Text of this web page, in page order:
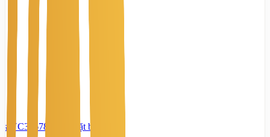
#YC39678770 Mặt bằng